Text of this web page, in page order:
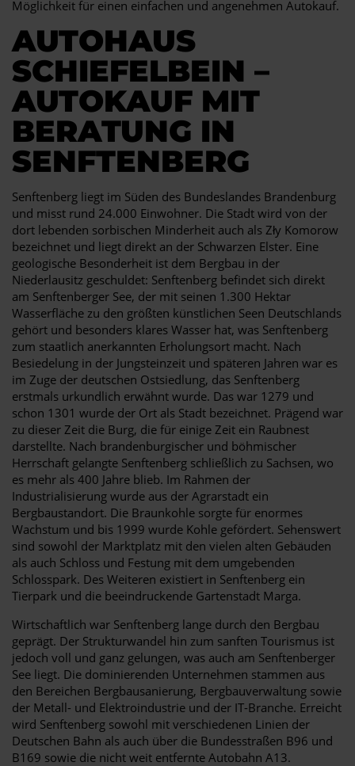
Möglichkeit für einen einfachen und angenehmen Autokauf.
AUTOHAUS
SCHIEFELBEIN –
AUTOKAUF MIT
BERATUNG IN
SENFTENBERG
Senftenberg liegt im Süden des Bundeslandes Brandenburg
und misst rund 24.000 Einwohner. Die Stadt wird von der
dort lebenden sorbischen Minderheit auch als Zły Komorow
bezeichnet und liegt direkt an der Schwarzen Elster. Eine
geologische Besonderheit ist dem Bergbau in der
Niederlausitz geschuldet: Senftenberg befindet sich direkt
am Senftenberger See, der mit seinen 1.300 Hektar
Wasserfläche zu den größten künstlichen Seen Deutschlands
gehört und besonders klares Wasser hat, was Senftenberg
zum staatlich anerkannten Erholungsort macht. Nach
Besiedelung in der Jungsteinzeit und späteren Jahren war es
im Zuge der deutschen Ostsiedlung, das Senftenberg
erstmals urkundlich erwähnt wurde. Das war 1279 und
schon 1301 wurde der Ort als Stadt bezeichnet. Prägend war
zu dieser Zeit die Burg, die für einige Zeit ein Raubnest
darstellte. Nach brandenburgischer und böhmischer
Herrschaft gelangte Senftenberg schließlich zu Sachsen, wo
es mehr als 400 Jahre blieb. Im Rahmen der
Industrialisierung wurde aus der Agrarstadt ein
Bergbaustandort. Die Braunkohle sorgte für enormes
Wachstum und bis 1999 wurde Kohle gefördert. Sehenswert
sind sowohl der Marktplatz mit den vielen alten Gebäuden
als auch Schloss und Festung mit dem umgebenden
Schlosspark. Des Weiteren existiert in Senftenberg ein
Tierpark und die beeindruckende Gartenstadt Marga.
Wirtschaftlich war Senftenberg lange durch den Bergbau
geprägt. Der Strukturwandel hin zum sanften Tourismus ist
jedoch voll und ganz gelungen, was auch am Senftenberger
See liegt. Die dominierenden Unternehmen stammen aus
den Bereichen Bergbausanierung, Bergbauverwaltung sowie
der Metall- und Elektroindustrie und der IT-Branche. Erreicht
wird Senftenberg sowohl mit verschiedenen Linien der
Deutschen Bahn als auch über die Bundesstraßen B96 und
B169 sowie die nicht weit entfernte Autobahn A13.